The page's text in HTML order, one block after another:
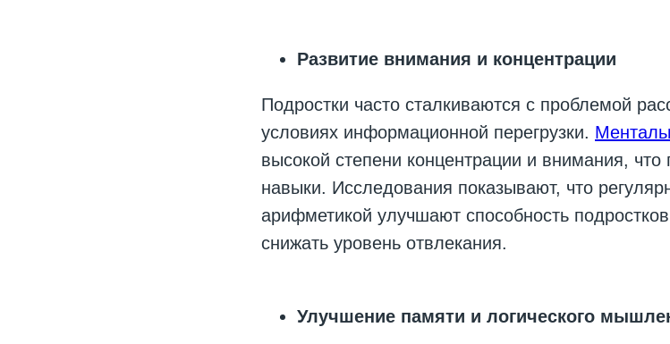
Развитие внимания и концентрации
Подростки часто сталкиваются с проблемой
условиях информационной перегрузки.
высокой степени концентрации и внимания, что
навыки. Исследования показывают, что
арифметикой улучшают способность
снижать уровень отвлекания.
Улучшение памяти и логического